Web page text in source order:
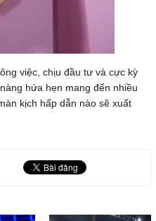
việc, chịu đầu tư và cực kỳ
hứa hẹn mang đến nhiều
kịch hấp dẫn nào sẽ xuất